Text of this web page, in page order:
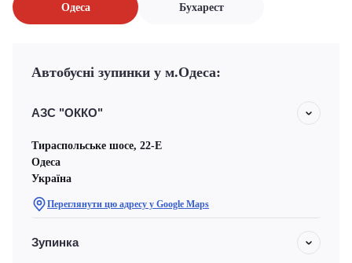
Одеса Бухарест
Автобусні зупинки у м.Одеса:
АЗС "ОККО"
Тираспольське шосе, 22-Е
Одеса
Україна
Переглянути цю адресу у Google Maps
Зупинка